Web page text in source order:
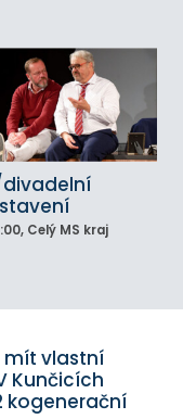
divadelní
, Celý MS kraj
mít vlastní
Kunčicích
kogenerační